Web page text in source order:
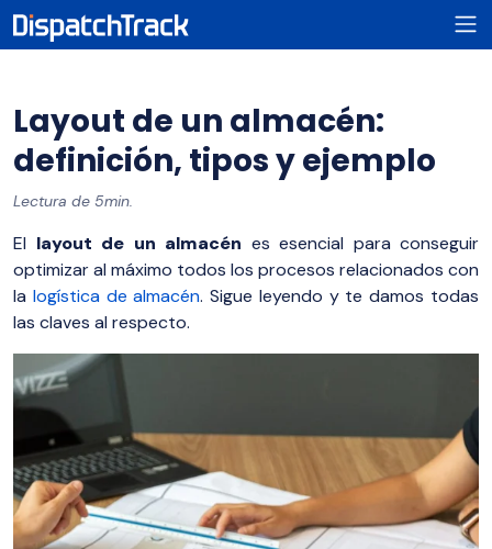
Layout de un almacén:
definición, tipos y ejemplo
Lectura de 5min.
El layout de un almacén es esencial para conseguir
optimizar al máximo todos los procesos relacionados con
la logística de almacén. Sigue leyendo y te damos todas
las claves al respecto.